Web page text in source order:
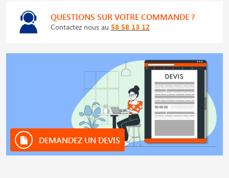
QUESTIONS SUR VOTRE COMMANDE ?
Contactez nous au 58 58 13 12
DEMANDEZ UN DEVIS